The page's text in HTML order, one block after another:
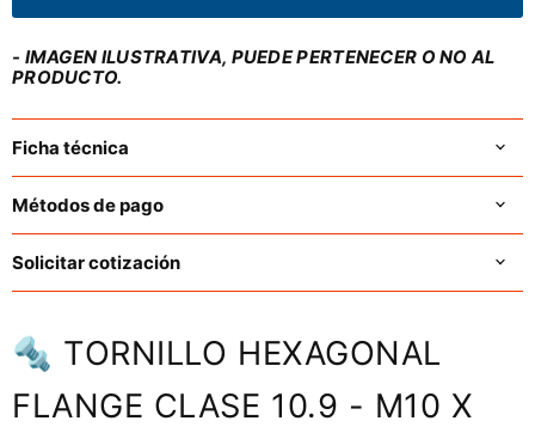
- IMAGEN ILUSTRATIVA, PUEDE PERTENECER O NO AL
PRODUCTO.
Ficha técnica
Métodos de pago
Solicitar cotización
🔩 TORNILLO HEXAGONAL
FLANGE CLASE 10.9 - M10 X